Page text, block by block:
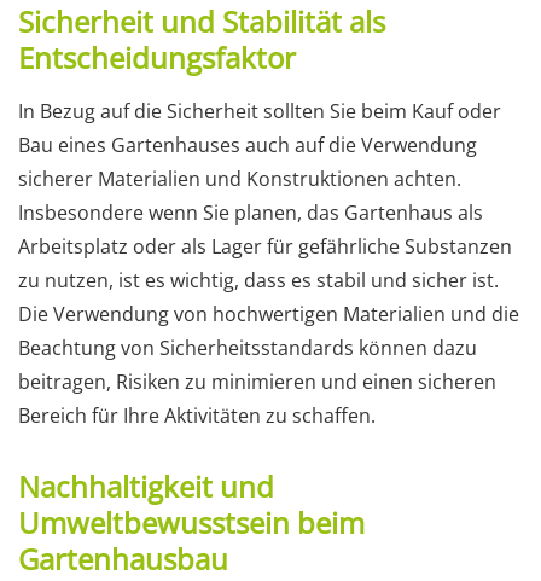
Sicherheit und Stabilität als
Entscheidungsfaktor
In Bezug auf die Sicherheit sollten Sie beim Kauf oder
Bau eines Gartenhauses auch auf die Verwendung
sicherer Materialien und Konstruktionen achten.
Insbesondere wenn Sie planen, das Gartenhaus als
Arbeitsplatz oder als Lager für gefährliche Substanzen
zu nutzen, ist es wichtig, dass es stabil und sicher ist.
Die Verwendung von hochwertigen Materialien und die
Beachtung von Sicherheitsstandards können dazu
beitragen, Risiken zu minimieren und einen sicheren
Bereich für Ihre Aktivitäten zu schaffen.
Nachhaltigkeit und
Umweltbewusstsein beim
Gartenhausbau